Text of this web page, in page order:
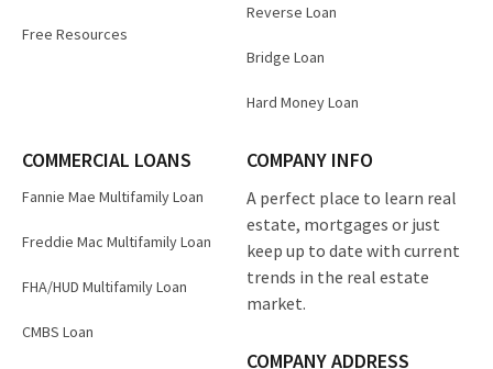
Free Resources
Reverse Loan
Bridge Loan
Hard Money Loan
COMMERCIAL LOANS
Fannie Mae Multifamily Loan
Freddie Mac Multifamily Loan
FHA/HUD Multifamily Loan
CMBS Loan
COMPANY INFO
A perfect place to learn real
estate, mortgages or just
keep up to date with current
trends in the real estate
market.
COMPANY ADDRESS